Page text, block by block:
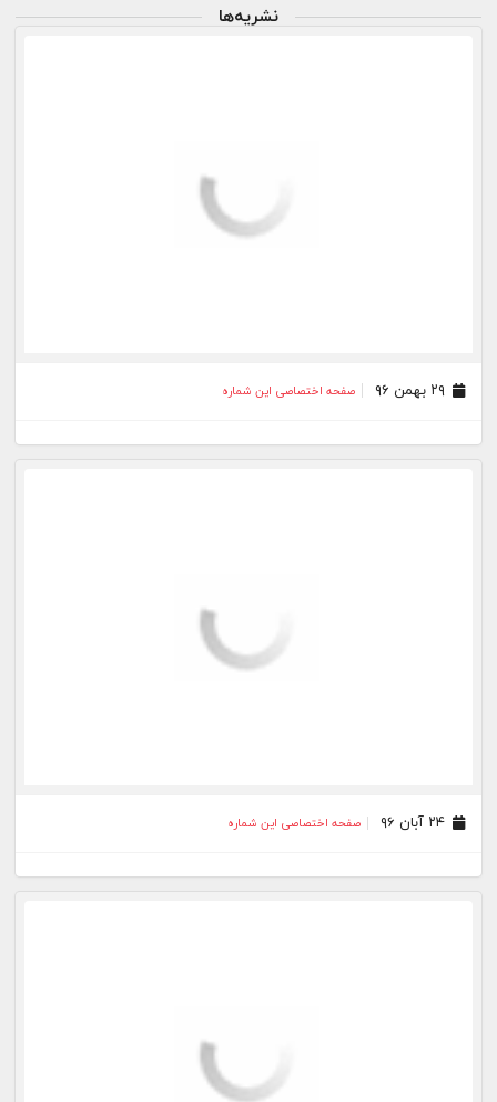
نشریه‌ها
۲۹ بهمن ۹۶ صفحه اختصاصی این شماره
۲۴ آبان ۹۶ صفحه اختصاصی این شماره